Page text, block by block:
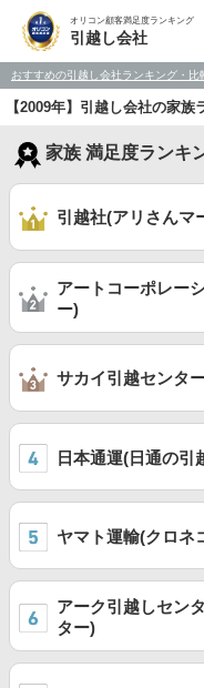
オリコン顧客満足度ランキング
引越し会社
おすすめの引越し会社ランキング・比
【2009年】引越し会社の家族
家族 満足度ランキ
引越社(アリさんマ
アートコーポレー
ー)
サカイ引越センタ
日本通運(日通の引
ヤマト運輸(クロネ
アーク引越しセン
ター)